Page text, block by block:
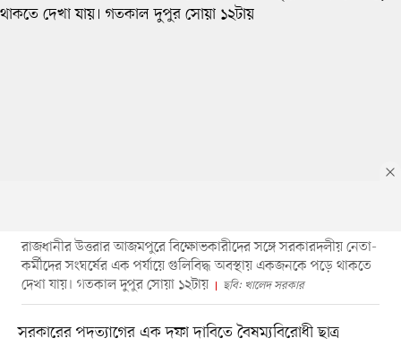
রাজধানীর উত্তরার আজমপুরে বিক্ষোভকারীদের সঙ্গে সরকারদলীয় নেতা-
কর্মীদের সংঘর্ষের এক পর্যায়ে গুলিবিদ্ধ অবস্থায় একজনকে পড়ে থাকতে
দেখা যায়। গতকাল দুপুর সোয়া ১২টায়
ছবি: খালেদ সরকার
সরকারের পদত্যাগের এক দফা দাবিতে বৈষম্যবিরোধী ছাত্র